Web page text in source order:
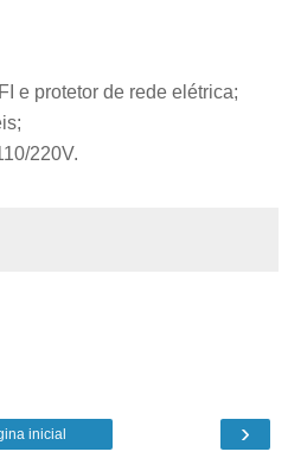
e protetor de rede elétrica;
220V.
›
inicial